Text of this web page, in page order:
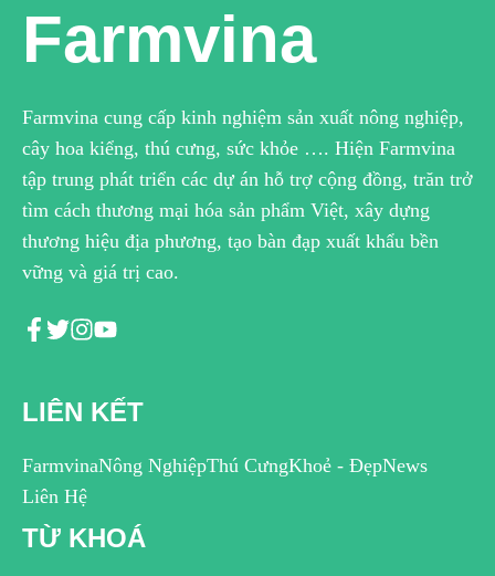
Farmvina
Farmvina cung cấp kinh nghiệm sản xuất nông nghiệp,
cây hoa kiểng, thú cưng, sức khỏe …. Hiện Farmvina
tập trung phát triển các dự án hỗ trợ cộng đồng, trăn trở
tìm cách thương mại hóa sản phẩm Việt, xây dựng
thương hiệu địa phương, tạo bàn đạp xuất khẩu bền
vững và giá trị cao.
LIÊN KẾT
FarmvinaNông NghiệpThú CưngKhoẻ - ĐẹpNews
Liên Hệ
TỪ KHOÁ